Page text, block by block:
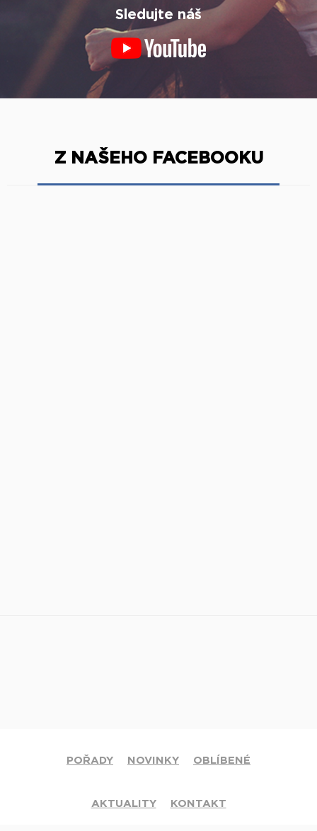
Sledujte náš
Z NAŠEHO FACEBOOKU
POŘADY NOVINKY OBLÍBENÉ
AKTUALITY KONTAKT